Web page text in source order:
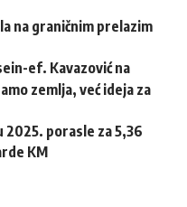
na graničnim prelazim
ef. Kavazović na
zemlja, već ideja za
2025. porasle za 5,36
KM